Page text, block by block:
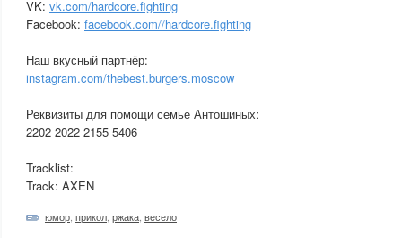
VK: vk.com/hardcore.fighting
Facebook: facebook.com//hardcore.fighting
Наш вкусный партнёр:
instagram.com/thebest.burgers.moscow
Реквизиты для помощи семье Антошиных:
2202 2022 2155 5406
Tracklist:
Track: AXEN
юмор прикол ржака весело